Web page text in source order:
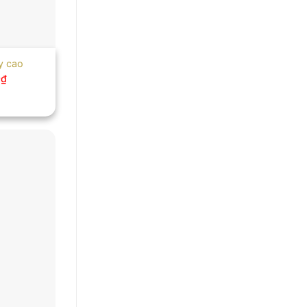
cao
₫